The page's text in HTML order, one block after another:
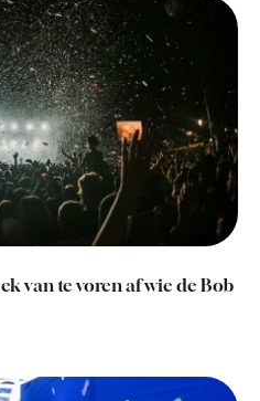
van te voren af wie de Bob